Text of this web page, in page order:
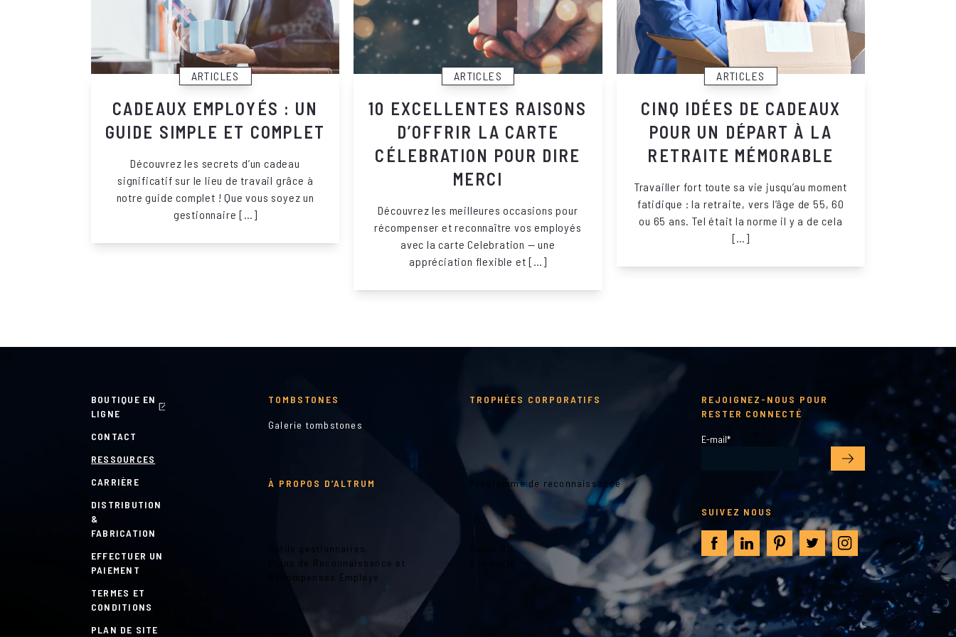
ARTICLES
CADEAUX EMPLOYÉS : UN
GUIDE SIMPLE ET COMPLET
Découvrez les secrets d’un cadeau
significatif sur le lieu de travail grâce à
notre guide complet ! Que vous soyez un
gestionnaire […]
ARTICLES
10 EXCELLENTES RAISONS
D’OFFRIR LA CARTE
CÉLEBRATION POUR DIRE
MERCI
Découvrez les meilleures occasions pour
récompenser et reconnaître vos employés
avec la carte Celebration — une
appréciation flexible et […]
ARTICLES
CINQ IDÉES DE CADEAUX
POUR UN DÉPART À LA
RETRAITE MÉMORABLE
Travailler fort toute sa vie jusqu’au moment
fatidique : la retraite, vers l’âge de 55, 60
ou 65 ans. Tel était la norme il y a de cela
[…]
BOUTIQUE EN
LIGNE
CONTACT
RESSOURCES
CARRIÈRE
DISTRIBUTION
&
FABRICATION
EFFECTUER UN
PAIEMENT
TERMES ET
CONDITIONS
PLAN DE SITE
TOMBSTONES
Galerie tombstones
TROPHÉES CORPORATIFS
À PROPOS D’ALTRUM Programme de reconnaissance
Outils gestionnaires
Outils RH
Plans de Reconnaissance et
Récompenses Employé
REJOIGNEZ-NOUS POUR
RESTER CONNECTÉ
E-mail*
SUIVEZ NOUS